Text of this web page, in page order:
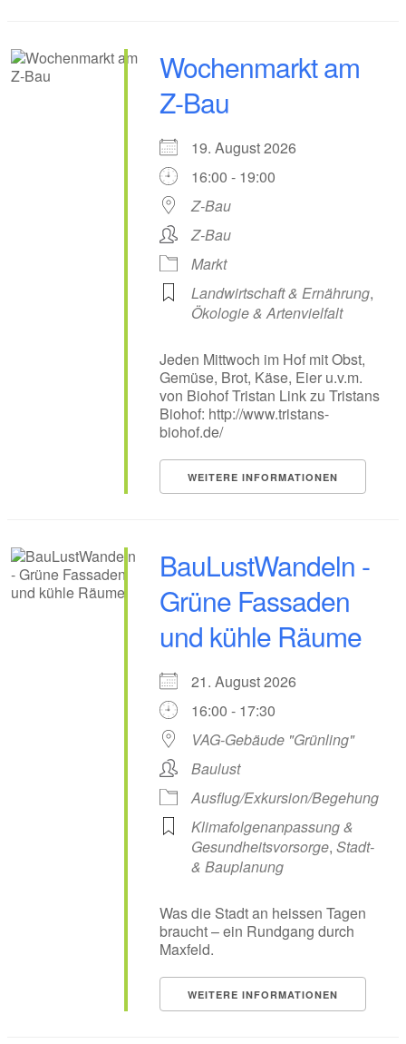
Wochenmarkt am
Z-Bau
19. August 2026
16:00 - 19:00
Z-Bau
Z-Bau
Markt
Landwirtschaft & Ernährung,
Ökologie & Artenvielfalt
Jeden Mittwoch im Hof mit Obst,
Gemüse, Brot, Käse, Eier u.v.m.
von Biohof Tristan Link zu Tristans
Biohof: http://www.tristans-
biohof.de/
WEITERE INFORMATIONEN
BauLustWandeln -
Grüne Fassaden
und kühle Räume
21. August 2026
16:00 - 17:30
VAG-Gebäude "Grünling"
Baulust
Ausflug/Exkursion/Begehung
Klimafolgenanpassung &
Gesundheitsvorsorge, Stadt-
& Bauplanung
Was die Stadt an heissen Tagen
braucht – ein Rundgang durch
Maxfeld.
WEITERE INFORMATIONEN